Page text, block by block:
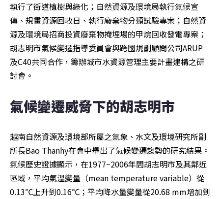
執行了街道植樹與綠化；自然資源及環境局執行氣候宣
傳、規畫資源回收日、執行廢棄物分類試驗專案；自然資
源及環境局招商投資廢棄物掩埋場的甲烷回收發電專案；
胡志明市氣候變遷指導委員會與跨國規劃顧問公司ARUP
及C40共同合作，籌辦城市水資源管理主要計畫建構之研
討會。
氣候變遷威脅下的胡志明市
越南自然資源及環境部所屬之氣象、水文及環境研究所副
所長Bao Thanhy在會中舉出了氣候變遷趨勢的研究結果。
氣候歷史證據顯示，在1977~2006年間胡志明市及其鄰近
區域，平均氣溫變量（mean temperature variable）從
0.13℃上升到0.16℃；平均降水量變量從20.68 mm增加到